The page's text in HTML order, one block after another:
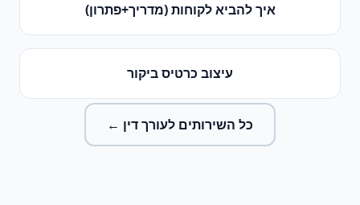
איך להביא לקוחות (מדריך+פתרון)
עיצוב כרטיס ביקור
כל השירותים לעורך דין ←